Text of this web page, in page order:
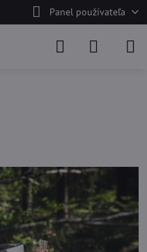
Panel používateľa